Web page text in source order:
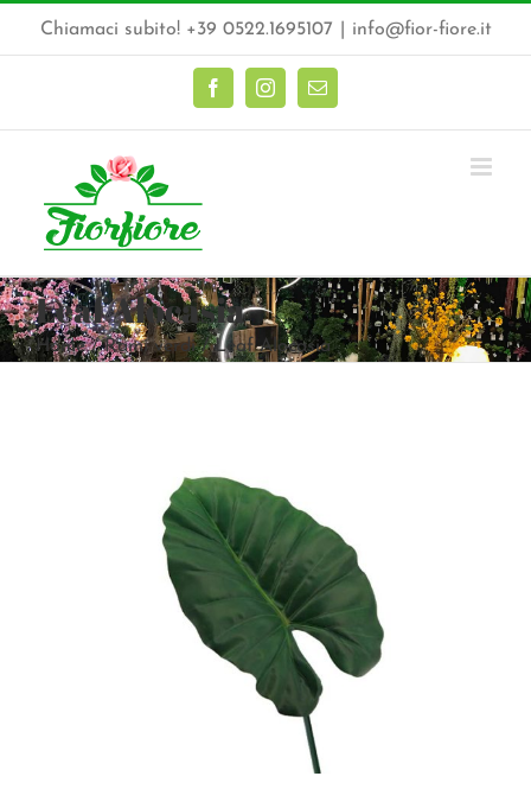
contenuto
Chiamaci subito! +39 0522.1695107 info@fior-fiore.it
FacebookInstagramEmail
Leaf Alocasia
Home Rami verdi Leaf Alocasia